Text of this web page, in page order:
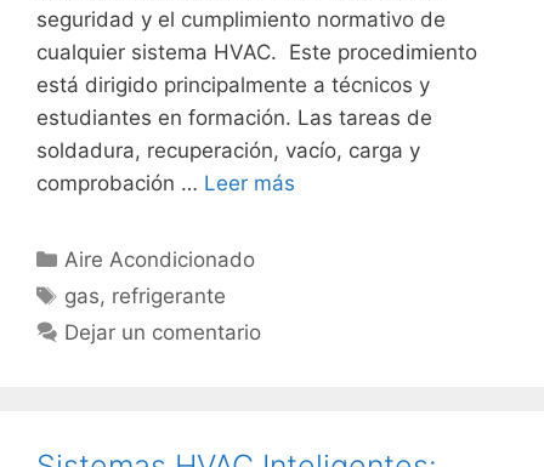
seguridad y el cumplimiento normativo de
cualquier sistema HVAC. Este procedimiento
está dirigido principalmente a técnicos y
estudiantes en formación. Las tareas de
soldadura, recuperación, vacío, carga y
comprobación … Leer más
Categorías
Aire Acondicionado
Etiquetas
gas, refrigerante
Dejar un comentario